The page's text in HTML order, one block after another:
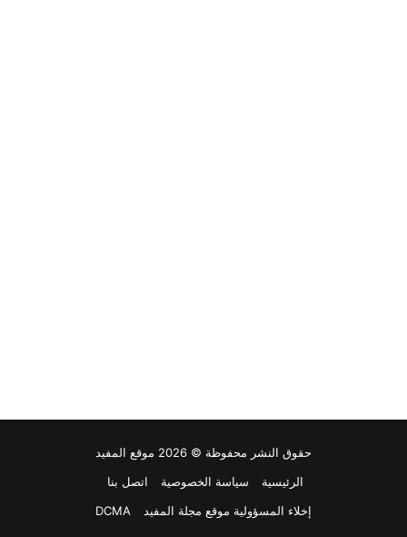
حقوق النشر محفوظة © 2026 موقع المفيد
الرئيسية
سياسة الخصوصية
اتصل بنا
إخلاء المسؤولية موقع مجلة المفيد
DCMA